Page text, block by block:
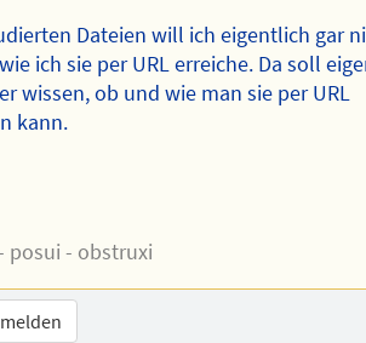
Dateien will ich eigentlich gar
ich sie per URL erreiche. Da soll
wissen, ob und wie man sie per URL
kann.
posui - obstruxi